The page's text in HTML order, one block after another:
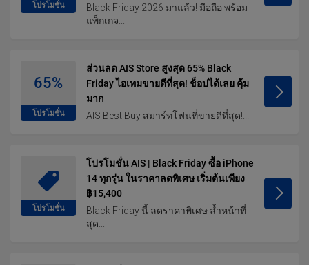
โปรโมชั่น
Black Friday 2026 มาแล้ว! มือถือ พร้อม
แพ็กเกจ...
65%
โปรโมชั่น
ส่วนลด AIS Store สูงสุด 65% Black
Friday ไอเทมขายดีที่สุด! ช็อปได้เลย คุ้ม
มาก
AIS Best Buy สมาร์ทโฟนที่ขายดีที่สุด!...
โปรโมชั่น
โปรโมชั่น AIS | Black Friday ซื้อ iPhone
14 ทุกรุ่น ในราคาลดพิเศษ เริ่มต้นเพียง
฿15,400
Black Friday นี้ ลดราคาพิเศษ ล้ำหน้าที่
สุด...